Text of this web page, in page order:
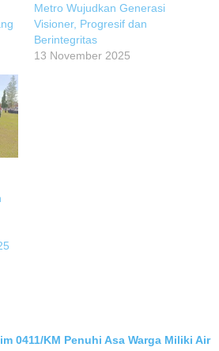
Metro Wujudkan Generasi
Visioner, Progresif dan
Berintegritas
13 November 2025
0411/KM Penuhi Asa Warga Miliki Air